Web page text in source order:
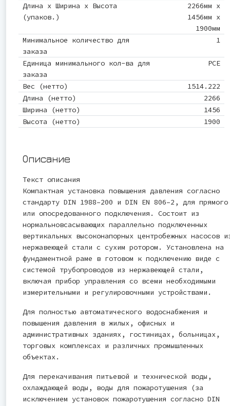
Длина x Ширина x Высота
(упаков.)
2266мм x
1456мм x
1900мм
Минимальное количество для
заказа
1
Единица минимального кол-ва для
заказа
PCE
Вес (нетто)
1514.222
Длина (нетто)
2266
Ширина (нетто)
1456
Высота (нетто)
1900
Описание
Текст описания
Компактная установка повышения давления согласно
стандарту DIN 1988–200 и DIN EN 806–2, для прямого
или опосредованного подключения. Состоит из
нормальновсасывающих параллельно подключенных
вертикальных высоконапорных центробежных насосов
нержавеющей стали с сухим ротором. Установлена на
фундаментной раме в готовом к подключению виде с
системой трубопроводов из нержавеющей стали,
включая прибор управления со всеми необходимыми
измерительными и регулировочными устройствами.
Для полностью автоматического водоснабжения и
повышения давления в жилых, офисных и
административных зданиях, гостиницах, больницах,
торговых комплексах и различных промышленных
объектах.
Для перекачивания питьевой и технической воды,
охлаждающей воды, воды для пожаротушения (за
исключением установок пожаротушения согласно DIN